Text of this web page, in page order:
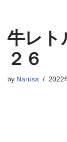
キ
プ
牛レト
２６
by Narusa 2022